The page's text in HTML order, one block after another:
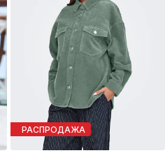
РАСПРОДАЖА